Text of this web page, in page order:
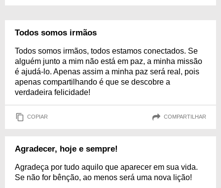
Todos somos irmãos
Todos somos irmãos, todos estamos conectados. Se
alguém junto a mim não está em paz, a minha missão
é ajudá-lo. Apenas assim a minha paz será real, pois
apenas compartilhando é que se descobre a
verdadeira felicidade!
COPIAR COMPARTILHAR
Agradecer, hoje e sempre!
Agradeça por tudo aquilo que aparecer em sua vida.
Se não for bênção, ao menos será uma nova lição!